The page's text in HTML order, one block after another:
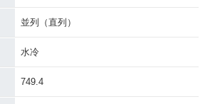
並列（直列）
水冷
749.4